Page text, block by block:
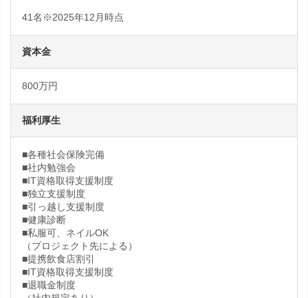
41名※2025年12月時点
資本金
800万円
福利厚生
■各種社会保険完備
■社内勉強会
■IT資格取得支援制度
■独立支援制度
■引っ越し支援制度
■健康診断
■私服可、ネイルOK
（プロジェクト先による）
■提携飲食店割引
■IT資格取得支援制度
■退職金制度